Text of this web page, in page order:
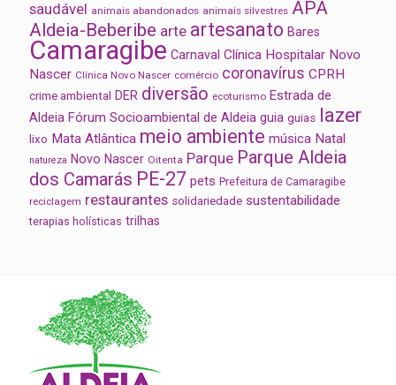
saudável animais abandonados animais silvestres APA
Aldeia-Beberibe arte artesanato Bares
Camaragibe Carnaval Clínica Hospitalar Novo
Nascer Clínica Novo Nascer comércio coronavírus CPRH
crime ambiental DER diversão ecoturismo Estrada de
Aldeia Fórum Socioambiental de Aldeia guia guias lazer
lixo Mata Atlântica meio ambiente música Natal
natureza Novo Nascer Oitenta Parque Parque Aldeia
dos Camarás PE-27 pets Prefeitura de Camaragibe
reciclagem restaurantes solidariedade sustentabilidade
terapias holísticas trilhas